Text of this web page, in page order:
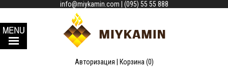
info@miykamin.com (095) 55 55 888
Авторизация Корзина (0)